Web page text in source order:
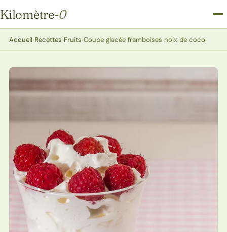
Kilomètre-0
Kilomètre-0
Accueil›Recettes›Fruits›Coupe glacée framboises noix de coco